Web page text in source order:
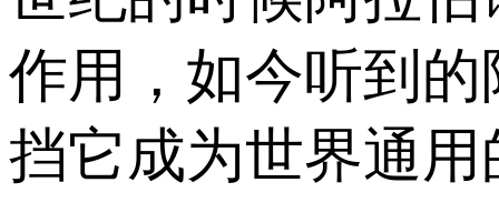
作用，如今听到
挡它成为世界通